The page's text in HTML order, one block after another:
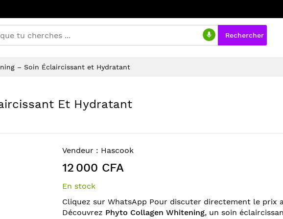
Rechercher
– Soin Éclaircissant et Hydratant
Et Hydratant
Vendeur : Hascook
12 000 CFA
En stock
Cliquez sur WhatsApp Pour discuter directement le prix
Découvrez Phyto Collagen Whitening, un soin